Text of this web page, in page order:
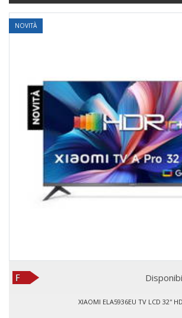
NOVITÀ
XIAOMI ELA5936EU TV LCD 32''